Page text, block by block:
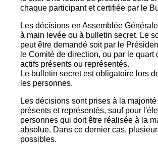
chaque participant et certifiée par le
Les décisions en Assemblée
à main levée ou à bulletin secret. Le
peut être demandé soit par le
le Comité de direction, ou par le quart
actifs présents ou représentés.
Le bulletin secret est obligatoire lors
les personnes.
Les décisions sont prises à la
présents et représentés, sauf pour
personnes qui doit être réalisée à la
absolue. Dans ce dernier cas,
possibles.